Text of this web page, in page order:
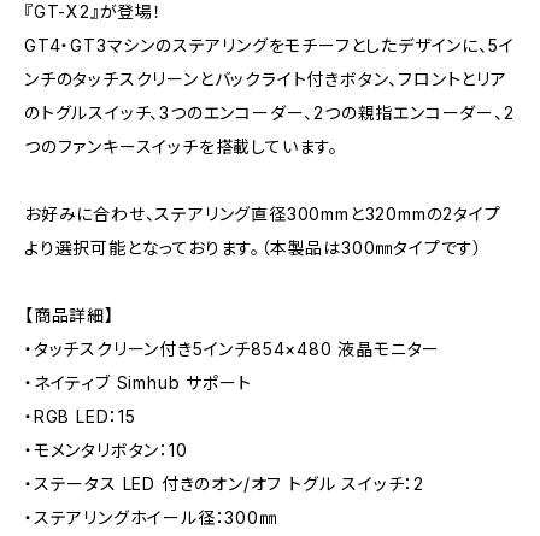
『GT-X2』が登場！
GT4・GT3マシンのステアリングをモチーフとしたデザインに、5イ
ンチのタッチスクリーンとバックライト付きボタン、フロントとリア
のトグルスイッチ、3つのエンコーダー、2つの親指エンコーダー、2
つのファンキースイッチを搭載しています。
お好みに合わせ、ステアリング直径300mmと320mmの2タイプ
より選択可能となっております。（本製品は300㎜タイプです）
【商品詳細】
・タッチスクリーン付き5インチ854×480 液晶モニター
・ネイティブ Simhub サポート
・RGB LED：15
・モメンタリボタン：10
・ステータス LED 付きのオン/オフ トグル スイッチ：2
・ステアリングホイール径：300㎜